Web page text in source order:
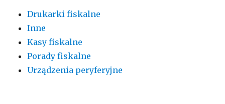
Drukarki fiskalne
Inne
Kasy fiskalne
Porady fiskalne
Urządzenia peryferyjne